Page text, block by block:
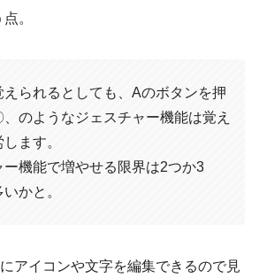
。
られるとしても、Aのボタンを押
のようなジェスチャー機能は覚え
ます。
機能で増やせる限界は2つか3
かと。
アイコンや文字を編集できるので見